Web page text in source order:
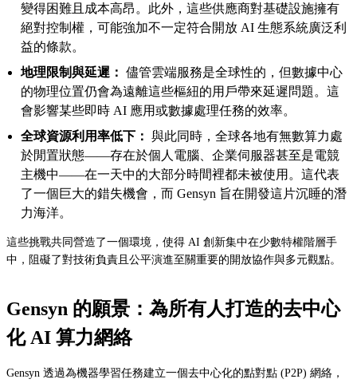
變得困難且成本高昂。此外，這些供應商對基礎設施擁有
絕對控制權，可能強加不一定符合開放 AI 生態系統廣泛利
益的條款。
地理限制與延遲： 儘管雲端服務是全球性的，但數據中心
的物理位置仍會為遠離這些樞紐的用戶帶來延遲問題。這
會影響某些即時 AI 應用或數據處理任務的效率。
全球資源利用率低下： 與此同時，全球各地有無數算力處
於閒置狀態——存在於個人電腦、企業伺服器甚至是電競
主機中——在一天中的大部分時間裡都未被使用。這代表
了一個巨大的錯失機會，而 Gensyn 旨在開發這片沉睡的潛
力海洋。
這些挑戰共同營造了一個環境，使得 AI 創新集中在少數特權階層手
中，阻礙了對技術負責且公平演進至關重要的開放協作與多元觀點。
Gensyn 的願景：為所有人打造的去中心
化 AI 算力網絡
Gensyn 透過為機器學習任務建立一個去中心化的點對點 (P2P) 網絡，